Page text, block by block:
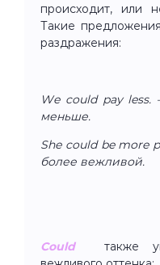
происходит, или
Такие
раздражения:
We could pay
меньше.
She could be more
более вежливой.
Сouldтакже